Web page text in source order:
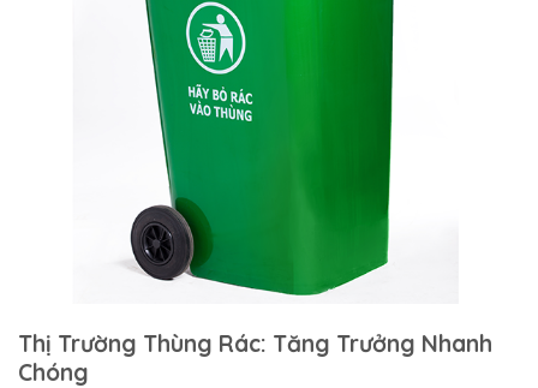
Thị Trường Thùng Rác: Tăng Trưởng Nhanh
Chóng